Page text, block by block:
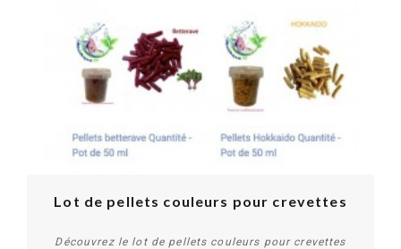
Lot de pellets couleurs pour crevettes
Découvrez le lot de pellets couleurs pour crevettes